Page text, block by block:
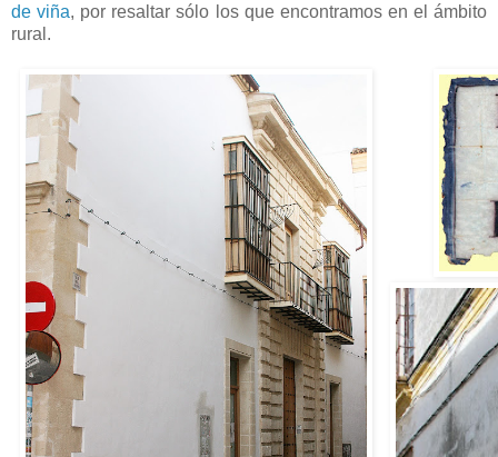
de viña, por resaltar sólo los que encontramos en el ámbito
rural.